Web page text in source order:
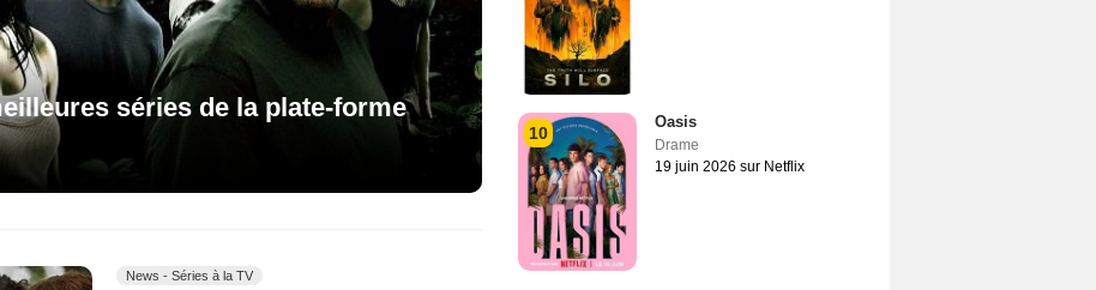
séries de la plate-forme
News - Séries à la TV
10
Oasis
Drame
19 juin 2026 sur Netflix